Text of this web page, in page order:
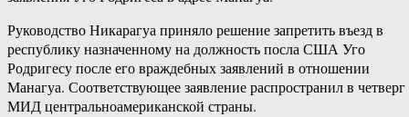
Руководство Никарагуа приняло решение запретить въезд в
республику назначенному на должность посла США Уго
Родригесу после его враждебных заявлений в отношении
Манагуа. Соответствующее заявление распространил в четверг
МИД центральноамериканской страны.